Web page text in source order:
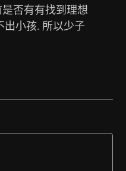
否有有找到理想
出小孩. 所以少子